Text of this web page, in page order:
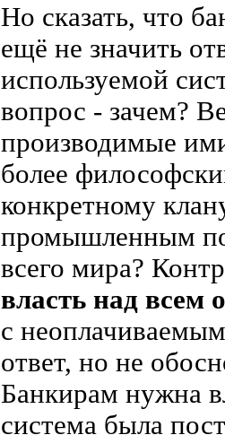
Но сказать, что
ещё не значить
используемой
вопрос - зачем?
производимые
более
конкретному
промышленным
всего мира?
власть над всем
с
ответ, но не
Банкирам нужна
система была